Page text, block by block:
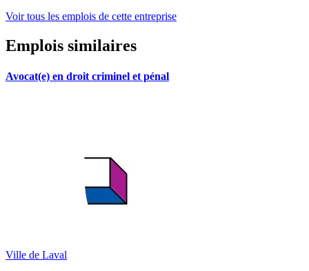
Voir tous les emplois de cette entreprise
Emplois similaires
Avocat(e) en droit criminel et pénal
Ville de Laval